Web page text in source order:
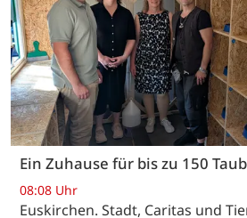
Ein Zuhause für bis zu 150
08:08 Uhr
Euskirchen. Stadt, Caritas und